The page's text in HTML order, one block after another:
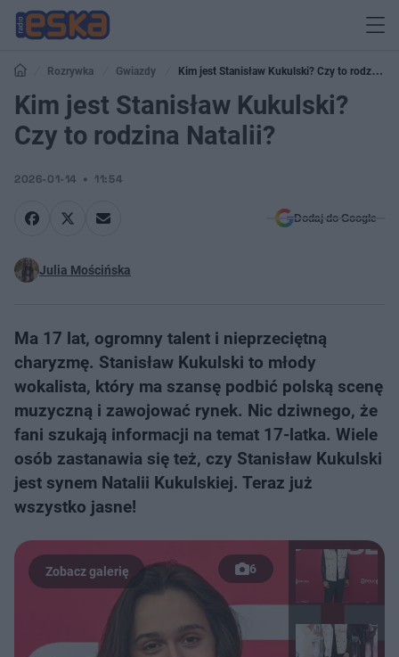
Rozrywka Gwiazdy
Kim jest Stanisław Kukulski? Czy to rodzina
Natalii?
Kim jest Stanisław Kukulski?
Czy to rodzina Natalii?
2026-01-14 11:54
Dodaj do Google
Julia Mościńska
Ma 17 lat, ogromny talent i nieprzeciętną
charyzmę. Stanisław Kukulski to młody
wokalista, który ma szansę podbić polską scenę
muzyczną i zawojować rynek. Nic dziwnego, że
fani szukają informacji na temat 17-latka. Wiele
osób zastanawia się też, czy Stanisław Kukulski
jest synem Natalii Kukulskiej. Teraz już
wszystko jasne!
6